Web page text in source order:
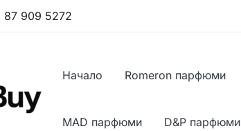
87 909 5272
Начало Romeron парфюми
MAD парфюми D&P парфюми